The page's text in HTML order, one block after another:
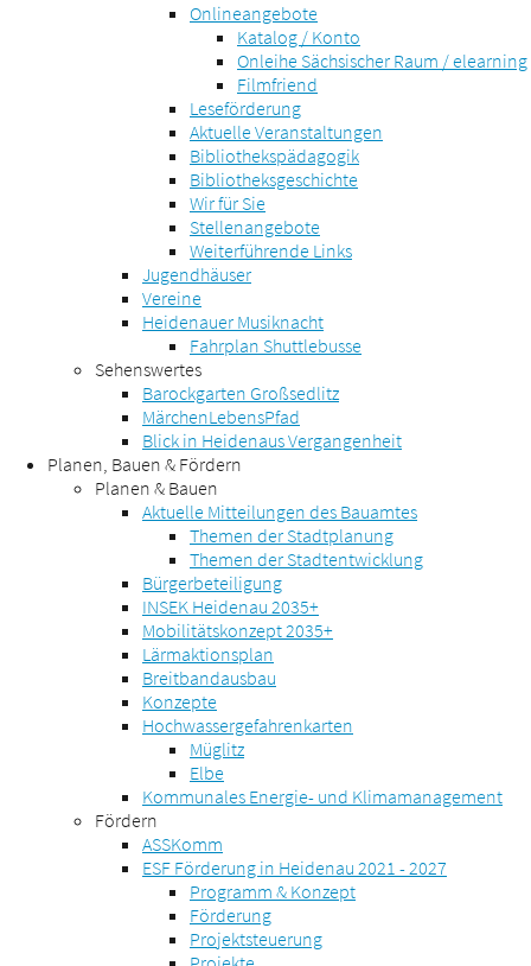
Onlineangebote
Katalog / Konto
Onleihe Sächsischer Raum / elearning
Filmfriend
Leseförderung
Aktuelle Veranstaltungen
Bibliothekspädagogik
Bibliotheksgeschichte
Wir für Sie
Stellenangebote
Weiterführende Links
Jugendhäuser
Vereine
Heidenauer Musiknacht
Fahrplan Shuttlebusse
Sehenswertes
Barockgarten Großsedlitz
MärchenLebensPfad
Blick in Heidenaus Vergangenheit
Planen, Bauen & Fördern
Planen & Bauen
Aktuelle Mitteilungen des Bauamtes
Themen der Stadtplanung
Themen der Stadtentwicklung
Bürgerbeteiligung
INSEK Heidenau 2035+
Mobilitätskonzept 2035+
Lärmaktionsplan
Breitbandausbau
Konzepte
Hochwassergefahrenkarten
Müglitz
Elbe
Kommunales Energie- und Klimamanagement
Fördern
ASSKomm
ESF Förderung in Heidenau 2021 - 2027
Programm & Konzept
Förderung
Projektsteuerung